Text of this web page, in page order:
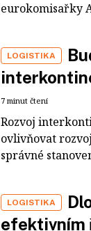
eurokomisařky
LOGISTIKA
7 minut čtení
Rozvoj
ovlivňovat
správné
LOGISTIKA
efektivním